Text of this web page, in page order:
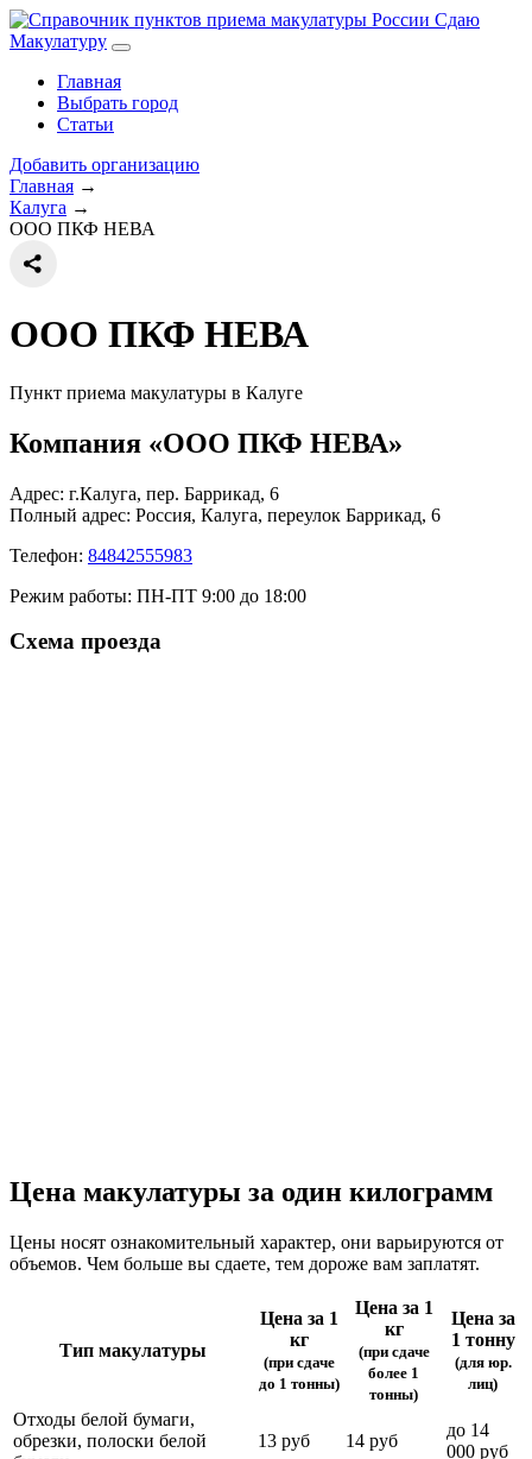
Сдаю
Макулатуру
Главная
Выбрать город
Статьи
Добавить организацию
Главная →
Калуга →
ООО ПКФ НЕВА
ООО ПКФ НЕВА
Пункт приема макулатуры в Калуге
Компания «ООО ПКФ НЕВА»
Адрес: г.Калуга, пер. Баррикад, 6
Полный адрес: Россия, Калуга, переулок Баррикад, 6
Телефон: 84842555983
Режим работы: ПН-ПТ 9:00 до 18:00
Схема проезда
Цена макулатуры за один килограмм
Цены носят ознакомительный характер, они варьируются от
объемов. Чем больше вы сдаете, тем дороже вам заплатят.
Тип макулатуры
Цена за 1
кг
(при сдаче
до 1 тонны)
Цена за 1
кг
(при сдаче
более 1
тонны)
Цена за
1 тонну
(для юр.
лиц)
Отходы белой бумаги,
обрезки, полоски белой
13 руб 14 руб
до 14
000 руб